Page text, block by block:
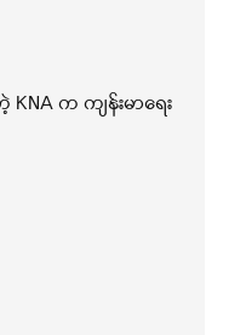
က ကျန်းမာရေး